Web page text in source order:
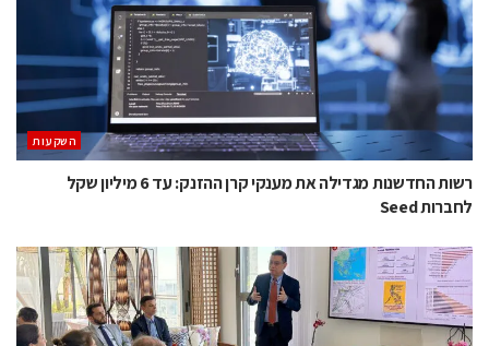
השקעות
רשות החדשנות מגדילה את מענקי קרן ההזנק: עד 6 מיליון שקל
לחברות Seed